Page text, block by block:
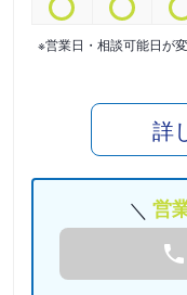
※営業日・相談可能日が
詳
営